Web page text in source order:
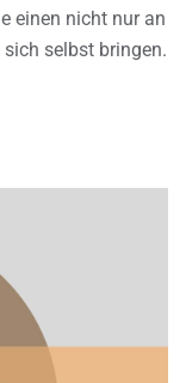
einen nicht nur an
selbst bringen.